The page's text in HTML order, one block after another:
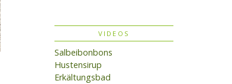
VIDEOS
Salbeibonbons
Hustensirup
Erkältungsbad